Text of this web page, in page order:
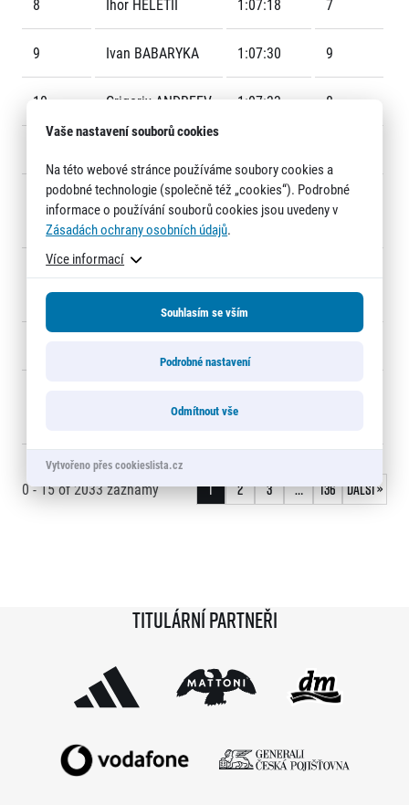
Informace o webu
Všeobecné smluvní podmínky
Informace o cookies
Podmínky GDPR
8 Ihor HELETII 1:07:18 7
9 Ivan BABARYKA 1:07:30 9
10 Grigoriy ANDREEV 1:07:33 8
12
Christelle
DAUNAY
1:09:17 F2
13
Kumeshi
SICHALA
0 - 15of2033záznamy 1 2 3 … 136 Další »
Titulární partneři
Vaše nastavení souborů cookies
Na této webové stránce používáme soubory cookies a
podobné technologie (společně též „cookies“). Podrobné
informace o používání souborů cookies jsou uvedeny v
Zásadách ochrany osobních údajů.
Více informací
Souhlasím se vším
Podrobné nastavení
Odmítnout vše
Vytvořeno přes cookieslista.cz